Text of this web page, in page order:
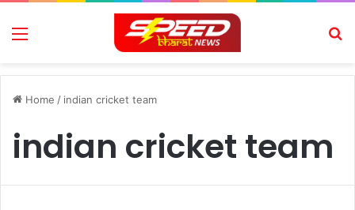
Menu
Home / indian cricket team
indian cricket team